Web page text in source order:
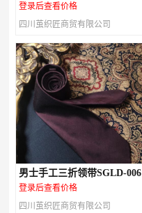
登录后查看价格
四川茧织匠商贸有限公司
男士手工三折领带SGLD-006
登录后查看价格
四川茧织匠商贸有限公司